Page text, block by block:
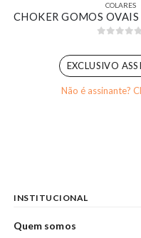
COLARES
EXCLUSIVO
Não é assinante?
INSTITUCIONAL
Quem somos